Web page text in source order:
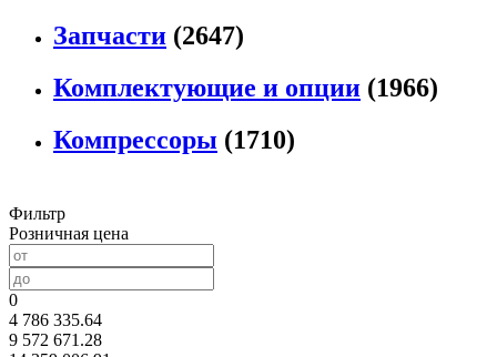
Запчасти (2647)
Комплектующие и опции (1966)
Компрессоры (1710)
Фильтр
Розничная цена
0
4 786 335.64
9 572 671.28